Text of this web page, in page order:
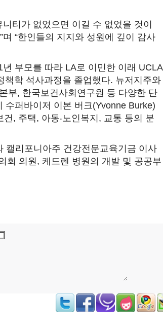
티가 없었으면 이길 수 없었을 것이
“한인들의 지지와 성원에 깊이 감사
부모를 따라 LA로 이민한 이래 UCLA
학 석사과정을 졸업했다. 뉴저지주와
부, 한국보건사회연구원 등 다양한 단
퍼바이저 이본 버크(Yvonne Burke)
, 주택, 아동‧노인복지, 교통 등의 분
캘리포니아주 건강전문교육기금 이사
회 의원, 케드렌 병원의 개발 및 공공부